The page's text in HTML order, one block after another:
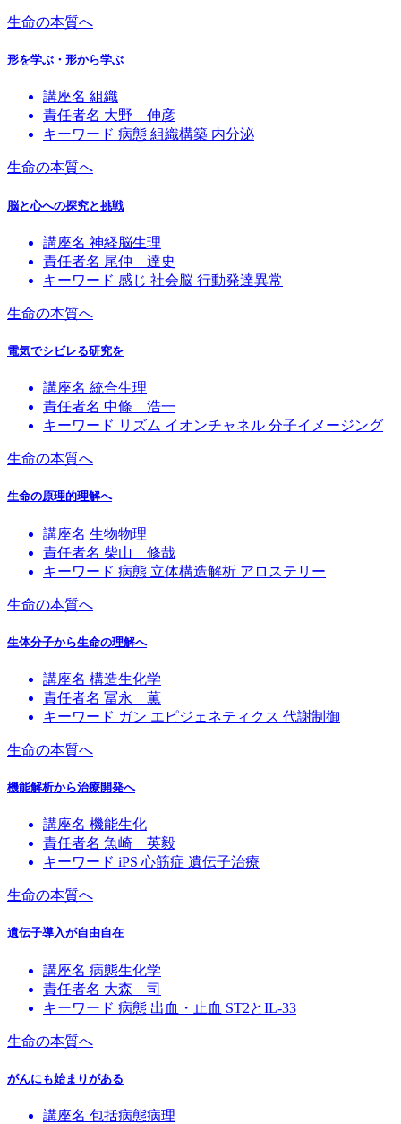
生命の本質へ
形を学ぶ・形から学ぶ
講座名 組織
責任者名 大野 伸彦
キーワード 病態 組織構築 内分泌
生命の本質へ
脳と心への探究と挑戦
講座名 神経脳生理
責任者名 尾仲 達史
キーワード 感じ 社会脳 行動発達異常
生命の本質へ
電気でシビレる研究を
講座名 統合生理
責任者名 中條 浩一
キーワード リズム イオンチャネル 分子イメージング
生命の本質へ
生命の原理的理解へ
講座名 生物物理
責任者名 柴山 修哉
キーワード 病態 立体構造解析 アロステリー
生命の本質へ
生体分子から生命の理解へ
講座名 構造生化学
責任者名 冨永 薫
キーワード ガン エピジェネティクス 代謝制御
生命の本質へ
機能解析から治療開発へ
講座名 機能生化
責任者名 魚崎 英毅
キーワード iPS 心筋症 遺伝子治療
生命の本質へ
遺伝子導入が自由自在
講座名 病態生化学
責任者名 大森 司
キーワード 病態 出血・止血 ST2とIL-33
生命の本質へ
がんにも始まりがある
講座名 包括病態病理